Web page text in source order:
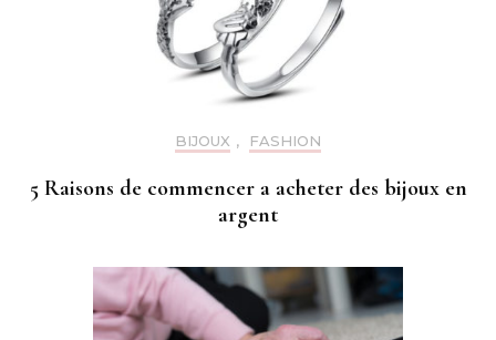
BIJOUX , FASHION
5 Raisons de commencer a acheter des bijoux en
argent